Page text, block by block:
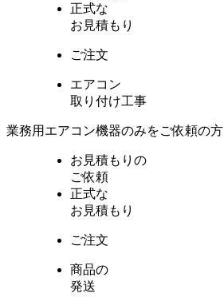
正式な
お見積もり
ご注文
エアコン
取り付け工事
業務用エアコン機器のみをご依頼の方
お見積もりの
ご依頼
正式な
お見積もり
ご注文
商品の
発送